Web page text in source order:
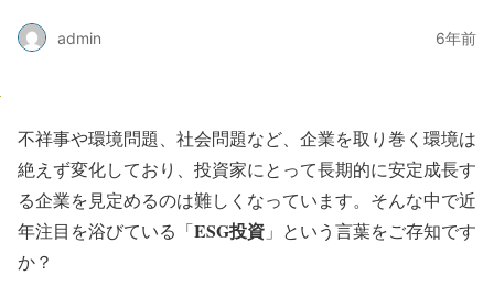
admin 6年前
不祥事や環境問題、社会問題など、企業を取り巻く環境は
絶えず変化しており、投資家にとって長期的に安定成長す
る企業を見定めるのは難しくなっています。そんな中で近
年注目を浴びている「ESG投資 」という言葉をご存知です
か？